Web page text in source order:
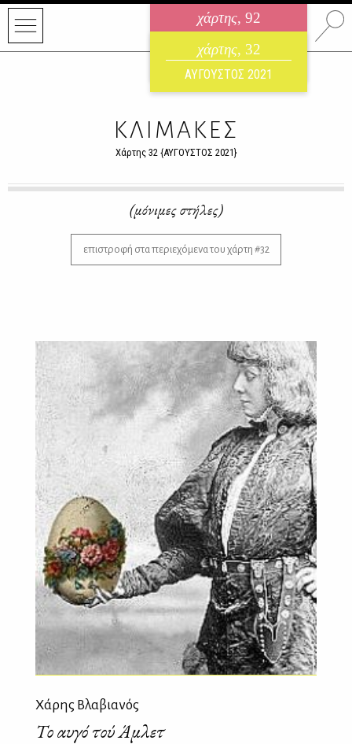
χάρτης, 92
ηλεκτρονικό περιοδικό
ΑΥΓΟΥΣΤΟΣ 2026
χάρτης, 32
ΑΥΓΟΥΣΤΟΣ 2021
ΚΛΙΜΑΚΕΣ
Χάρτης 32 {ΑΥΓΟΥΣΤΟΣ 2021}
(μόνιμες στήλες)
επιστροφή στα περιεχόμενα του χάρτη #32
Χάρης Βλαβιανός
Το αυγό τού Άμλετ